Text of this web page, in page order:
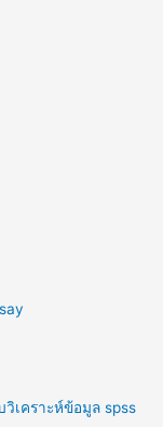
เคราะห์ข้อมูล spss